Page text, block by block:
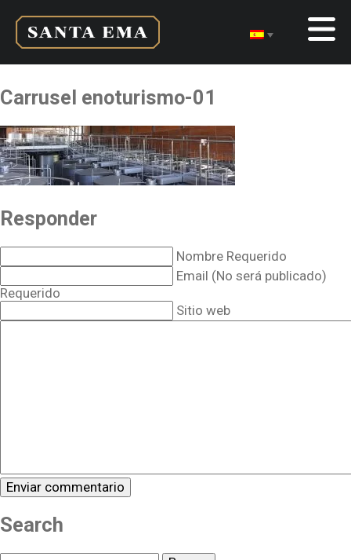
Carrusel enoturismo-01
Responder
Nombre Requerido
Email (No será publicado)
Requerido
Sitio web
Search